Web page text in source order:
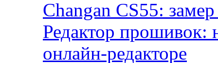
Changan CS55:
Редактор прошивок:
онлайн-редакторе